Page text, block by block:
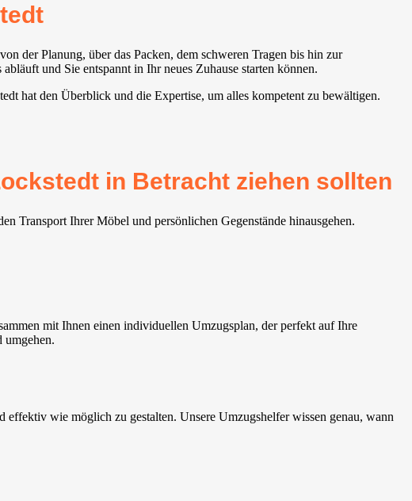
der Planung, über das Packen, dem schweren Tragen bis hin zur
und Sie entspannt in Ihr neues Zuhause starten können.
hat den Überblick und die Expertise, um alles kompetent zu bewältigen.
in Betracht ziehen sollten
Transport Ihrer Möbel und persönlichen Gegenstände hinausgehen.
mit Ihnen einen individuellen Umzugsplan, der perfekt auf Ihre
umgehen.
wie möglich zu gestalten. Unsere Umzugshelfer wissen genau, wann